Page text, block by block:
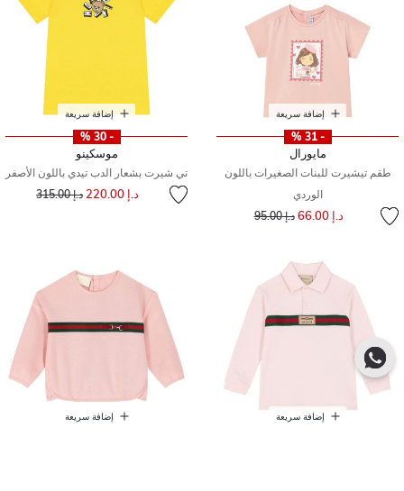
إضافة سريعة
- 31 %
مايورال
طقم تيشيرت للبنات الصغيرات باللون
الوردي
د.إ 66.00 سعر مخفض مند.إ 95.00
إضافة سريعة
- 30 %
موسكينو
تي شيرت بشعار الدب تيدي باللون الأصفر
د.إ 220.00 سعر مخفض من
د.إ 315.00 إلى
إضافة سريعة إضافة سريعة